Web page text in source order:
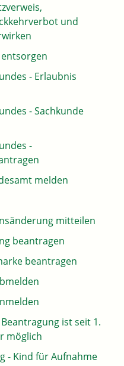
und
- Erlaubnis
- Sachkunde
-
melden
mitteilen
beantragen
beantragen
ist seit 1.
möglich
- Kind für Aufnahme